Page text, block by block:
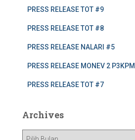
PRESS RELEASE TOT #9
PRESS RELEASE TOT #8
PRESS RELEASE NALARI #5
PRESS RELEASE MONEV 2 P3KPM
PRESS RELEASE TOT #7
Archives